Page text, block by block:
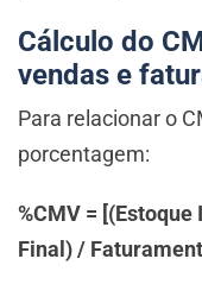
Cálculo do
vendas e
Para relacionar o
porcentagem:
%CMV =
Final) /